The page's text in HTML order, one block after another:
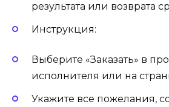
результата или возврата
Инструкция:
Выберите «Заказать» в
исполнителя или на
Укажите все пожелания,